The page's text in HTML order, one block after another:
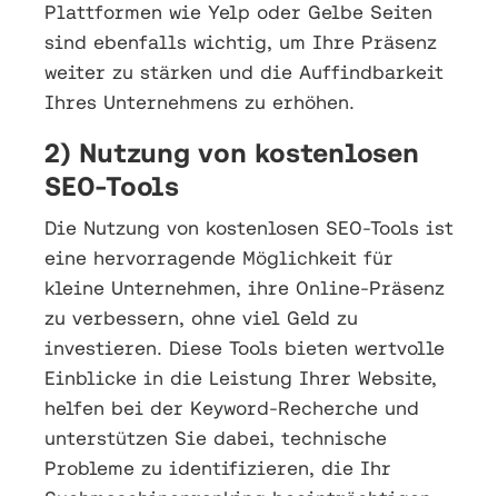
Plattformen wie Yelp oder Gelbe Seiten
sind ebenfalls wichtig, um Ihre Präsenz
weiter zu stärken und die Auffindbarkeit
Ihres Unternehmens zu erhöhen.
2) Nutzung von kostenlosen
SEO-Tools
Die Nutzung von kostenlosen SEO-Tools ist
eine hervorragende Möglichkeit für
kleine Unternehmen, ihre Online-Präsenz
zu verbessern, ohne viel Geld zu
investieren. Diese Tools bieten wertvolle
Einblicke in die Leistung Ihrer Website,
helfen bei der Keyword-Recherche und
unterstützen Sie dabei, technische
Probleme zu identifizieren, die Ihr